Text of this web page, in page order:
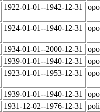
1922-01-01--1942-12-31
1924-01-01--1940-12-31
1934-01-01--2000-12-31
1939-01-01--1940-12-31
1923-01-01--1953-12-31
1939-01-01--1940-12-31
1931-12-02--1976-12-31